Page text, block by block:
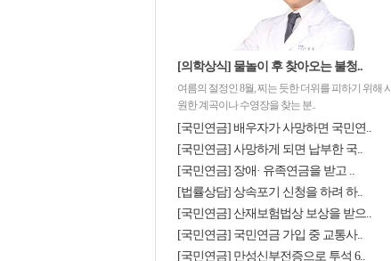
[의학상식] 물놀이 후 찾아오는 불청..
여름의 절정인 8월, 찌는 듯한 더위를 피하기 위해 시
원한 계곡이나 수영장을 찾는 분..
[국민연금] 배우자가 사망하면 국민연..
[국민연금] 사망하게 되면 납부한 국..
[국민연금] 장애· 유족연금을 받고 ..
[법률상담] 상속포기 신청을 하려 하..
[국민연금] 산재보험법상 보상을 받으..
[국민연금] 국민연금 가입 중 교통사..
[국민연금] 만성신부전증으로 투석 6..